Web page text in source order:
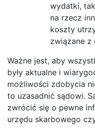
wydatki,
na rzecz
koszty
związane z
Ważne jest, aby
były aktualne i
możliwości zdobycia
to uzasadnić sądowi.
zwrócić się o pewne
urzędu skarbowego